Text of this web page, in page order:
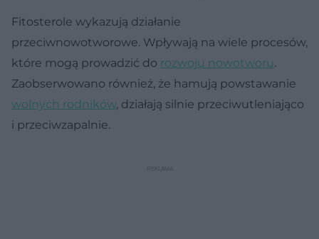
Fitosterole wykazują działanie
przeciwnowotworowe. Wpływają na wiele procesów,
które mogą prowadzić do rozwoju nowotworu.
Zaobserwowano również, że hamują powstawanie
wolnych rodników, działają silnie przeciwutleniająco
i przeciwzapalnie.